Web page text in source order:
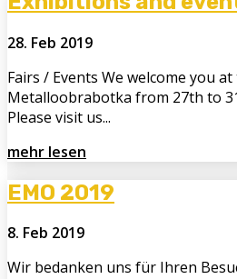
28. Feb 2019
Fairs / Events We welcome you
Metalloobrabotka from 27th to
Please visit us...
mehr lesen
EMO 2019
8. Feb 2019
Wir bedanken uns für Ihren